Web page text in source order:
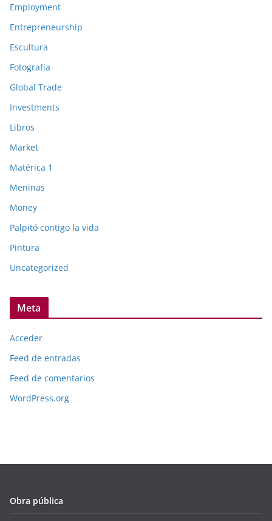
Employment
Entrepreneurship
Escultura
Fotografía
Global Trade
Investments
Libros
Market
Matérica 1
Meninas
Money
Palpitó contigo la vida
Pintura
Uncategorized
Meta
Acceder
Feed de entradas
Feed de comentarios
WordPress.org
Obra pública